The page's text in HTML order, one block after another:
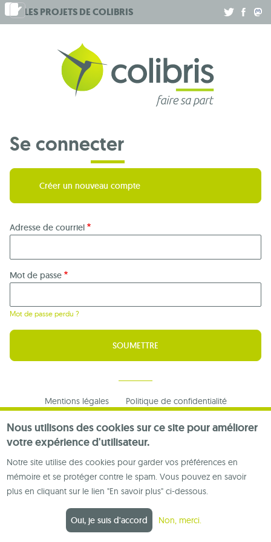
Nous utilisons des cookies sur ce site pour améliorer
votre expérience d'utilisateur.
Notre site utilise des cookies pour garder vos préférences en
mémoire et se protéger contre le spam. Vous pouvez en savoir
plus en cliquant sur le lien "En savoir plus" ci-dessous.
Oui, je suis d'accord Non, merci.
Aller
au
LES PROJETS DECOLIBRIS
Se connecter
Créer un nouveau compte
Adresse de courriel
Mot de passe
Mot de passe perdu ?
Footer
menu
Mentions légales Politique de confidentialité
Nous contacter